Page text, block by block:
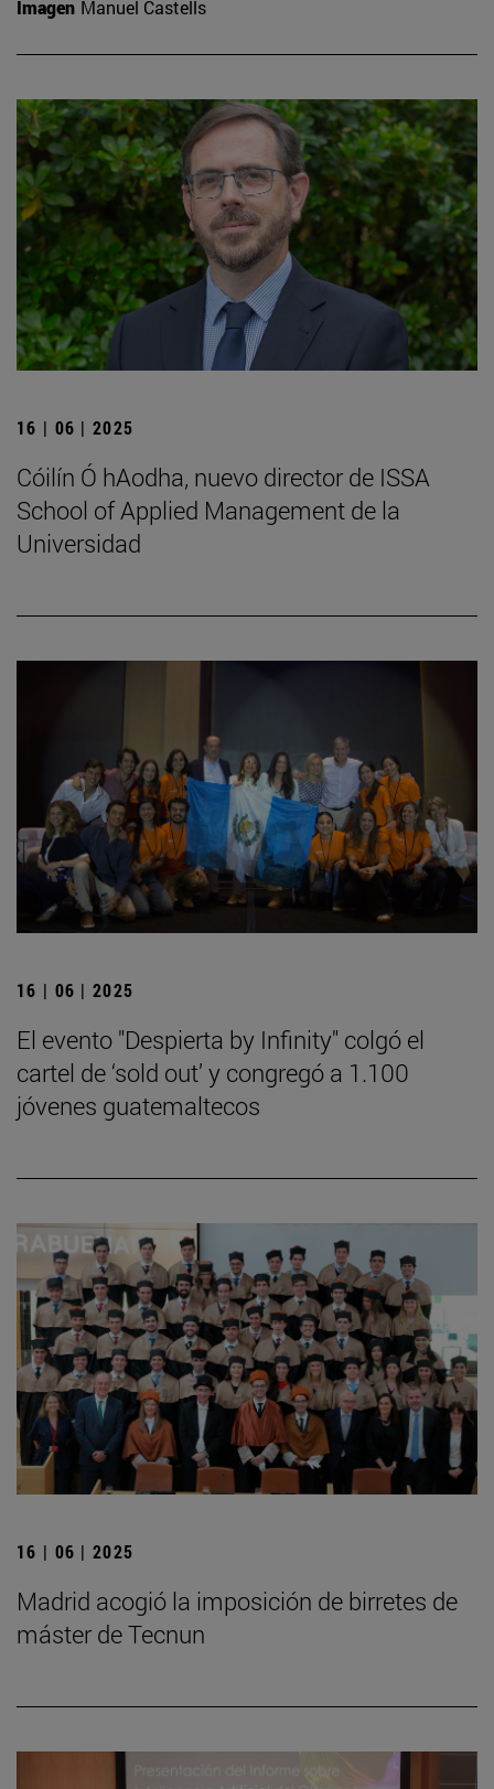
Imagen Manuel Castells
16 | 06 | 2025
Cóilín Ó hAodha, nuevo director de ISSA
School of Applied Management de la
Universidad
16 | 06 | 2025
El evento "Despierta by Infinity" colgó el
cartel de ‘sold out’ y congregó a 1.100
jóvenes guatemaltecos
16 | 06 | 2025
Madrid acogió la imposición de birretes de
máster de Tecnun